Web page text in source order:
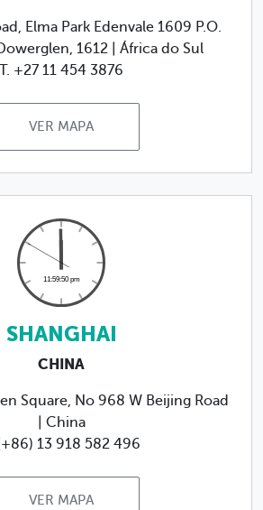
Elma Park Edenvale 1609 P.O.
1612 | África do Sul
T. +27 11 454 3876
VER MAPA
SHANGHAI
CHINA
Square, No 968 W Beijing Road
| China
13 918 582 496
VER MAPA